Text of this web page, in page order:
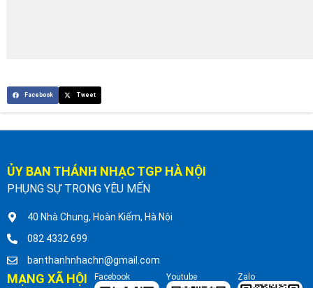
Facebook Tweet
ỦY BAN THÁNH NHẠC TGP HÀ NỘI
PHỤNG SỰ TRONG YÊU MẾN
40 Nhà Chung, Hoàn Kiếm, Hà Nội
082 4332 699
banthanhnhachn@gmail.com
MẠNG XÃ HỘI Facebook Youtube Zalo